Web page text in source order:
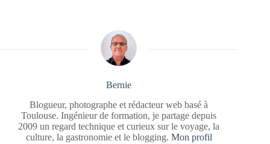
Bernie
Blogueur, photographe et rédacteur web basé à
Toulouse. Ingénieur de formation, je partage depuis
2009 un regard technique et curieux sur le voyage, la
culture, la gastronomie et le blogging. Mon profil